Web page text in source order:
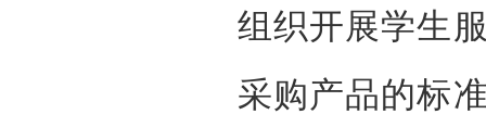
组织开展学生
采购产品的标